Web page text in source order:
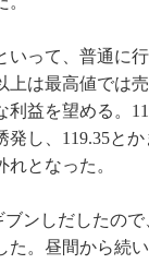
って、普通に
上は最高値では
益を望める。
し、119.35と
となった。
ンしだしたので
た。昼間から続